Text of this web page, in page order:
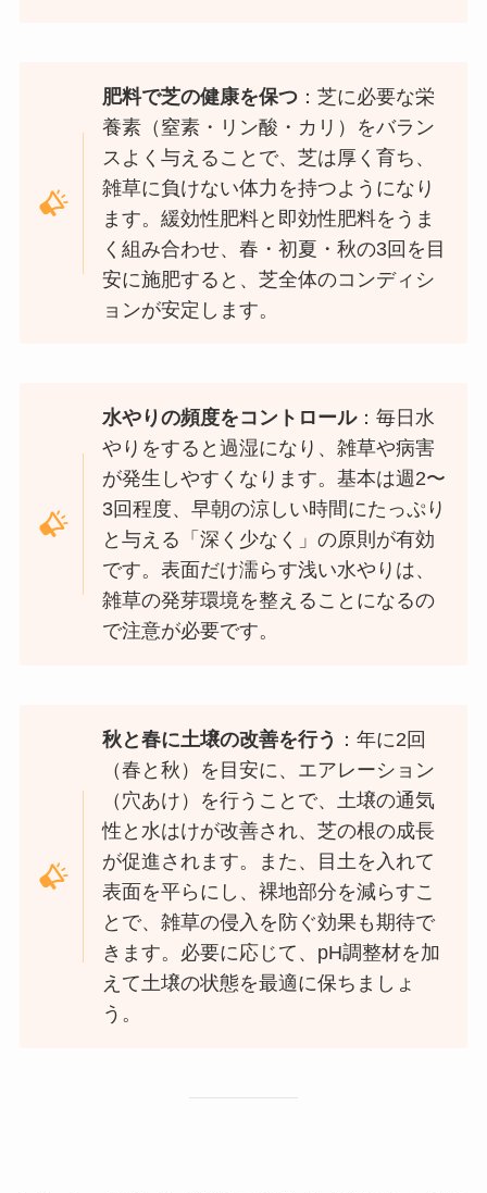
肥料で芝の健康を保つ ：芝に必要な栄
養素（窒素・リン酸・カリ）をバラン
スよく与えることで、芝は厚く育ち、
雑草に負けない体力を持つようになり
ます。緩効性肥料と即効性肥料をうま
く組み合わせ、春・初夏・秋の3回を目
安に施肥すると、芝全体のコンディシ
ョンが安定します。
水やりの頻度をコントロール：毎日水
やりをすると過湿になり、雑草や病害
が発生しやすくなります。基本は週2〜
3回程度、早朝の涼しい時間にたっぷり
と与える「深く少なく」の原則が有効
です。表面だけ濡らす浅い水やりは、
雑草の発芽環境を整えることになるの
で注意が必要です。
秋と春に土壌の改善を行う ：年に2回
（春と秋）を目安に、エアレーション
（穴あけ）を行うことで、土壌の通気
性と水はけが改善され、芝の根の成長
が促進されます。また、目土を入れて
表面を平らにし、裸地部分を減らすこ
とで、雑草の侵入を防ぐ効果も期待で
きます。必要に応じて、pH調整材を加
えて土壌の状態を最適に保ちましょ
う。